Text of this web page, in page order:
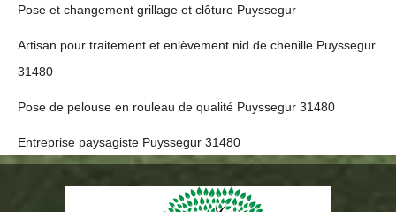
Pose et changement grillage et clôture Puyssegur
Artisan pour traitement et enlèvement nid de chenille Puyssegur
31480
Pose de pelouse en rouleau de qualité Puyssegur 31480
Entreprise paysagiste Puyssegur 31480